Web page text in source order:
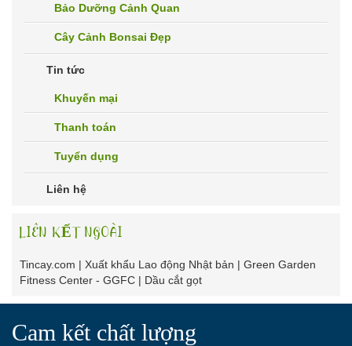
Bảo Dưỡng Cảnh Quan
Cây Cảnh Bonsai Đẹp
Tin tức
Khuyến mại
Thanh toán
Tuyển dụng
Liên hệ
LIÊN KẾT NGOÀI
Tincay.com | Xuất khẩu Lao động Nhật bản | Green Garden
Fitness Center - GGFC | Dầu cắt gọt
Cam kết chất lượng